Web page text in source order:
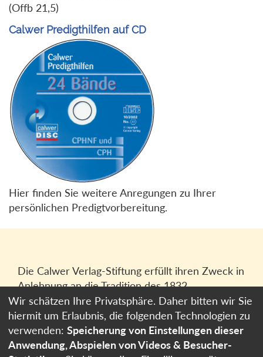
(Offb 21,5)
Calwer Predigthilfen auf CD
Hier finden Sie weitere Anregungen zu Ihrer
persönlichen Predigtvorbereitung.
Die Calwer Verlag-Stiftung erfüllt ihren Zweck in
Anlehnung an die Tradition des 1832
gegründeten Calwer Verlagsvereins, der
heutigen Calwer Verlag Bücher und Medien
GmbHin Stuttgart.
Impressum
Wir schätzen Ihre Privatsphäre. Daher bitten wir Sie
hiermit um Erlaubnis, die folgenden Technologien zu
verwenden: Speicherung von Einstellungen dieser
Anwendung, Abspielen von Videos & Besucher-